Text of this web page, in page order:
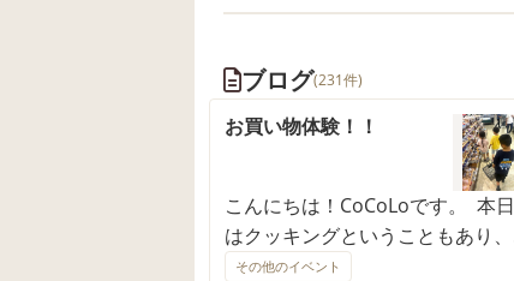
ブログ(231件)
お買い物体験！！
こんにちは！CoCoLoです。 本日
はクッキングということもあり、
みんなでお買い物に行きました♪
その他のイベント